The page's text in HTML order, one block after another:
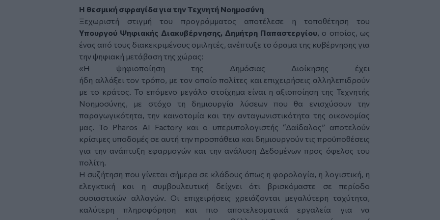
Η θεσμική σφραγίδα για την Τεχνητή Νοημοσύνη
Ξεχωριστή στιγμή του προγράμματος αποτέλεσε η τοποθέτηση του
Υπουργού Ψηφιακής Διακυβέρνησης, Δημήτρη Παπαστεργίου, ο οποίος, ως
ένας από τους διακεκριμένους ομιλητές, ανέπτυξε το όραμα της κυβέρνησης για
την ψηφιακή μετάβαση της χώρας:
«Η ψηφιοποίηση της Δημόσιας Διοίκησης έχει
ήδη αλλάξει τον τρόπο, με τον οποίο πολίτες και επιχειρήσεις αλληλεπιδρούν
με το κράτος. Το επόμενο μεγάλο στοίχημα είναι η αξιοποίηση της Τεχνητής
Νοημοσύνης, με στόχο τη δημιουργία λύσεων που θα ενισχύσουν την
παραγωγικότητα, την καινοτομία και την ανταγωνιστικότητα της οικονομίας
μας. Το Pharos AI Factory και ο υπερυπολογιστής “Δαίδαλος” αποτελούν
κρίσιμες υποδομές σε αυτή την προσπάθεια και δημιουργούν τις προϋποθέσεις
για την ανάπτυξη εφαρμογών και την ανάλυση Δεδομένων προς όφελος του
πολίτη.
Η συζήτηση που γίνεται σήμερα σε κλάδους όπως η φορολογία, η λογιστική, η
ελεγκτική και η συμβουλευτική δείχνει ότι βρισκόμαστε σε περίοδο
ουσιαστικών αλλαγών. Οι επιχειρήσεις χρειάζονται μεγαλύτερη ταχύτητα,
καλύτερη πληροφόρηση και πιο αποτελεσματικά εργαλεία για να